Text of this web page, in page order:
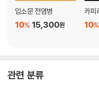
06 당신의 인생은 카세트테이프
08 최고의 살아 있는 공부란? .
10 문법적으로 정확하게 말하려
입소문 전염병
15,300원
10%
카피
10%
관련 분류